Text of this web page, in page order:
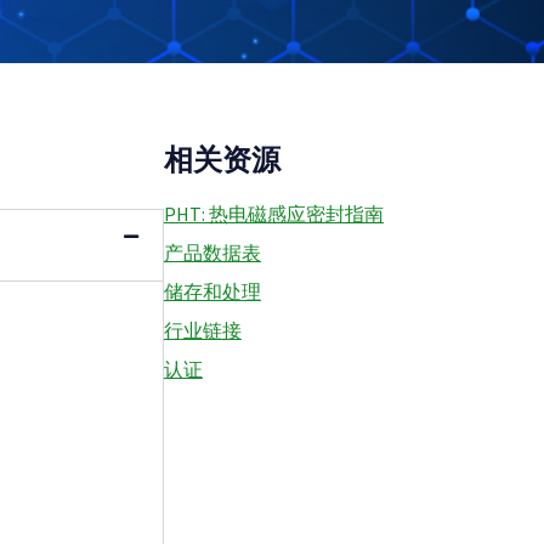
相关资源
PHT: 热电磁感应密封指南
产品数据表
储存和处理
行业链接
认证